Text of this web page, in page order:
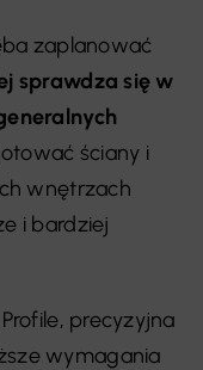
zaplanować
sprawdza się w
ściany i
wnętrzach
i bardziej
precyzyjna
wymagania